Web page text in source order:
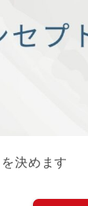
決めます